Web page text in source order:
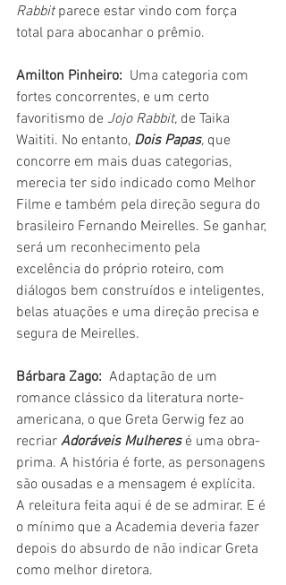
Rabbit parece estar vindo com força
total para abocanhar o prêmio.
Amilton Pinheiro: Uma categoria com
fortes concorrentes, e um certo
favoritismo de Jojo Rabbit, de Taika
Waititi. No entanto, Dois Papas, que
concorre em mais duas categorias,
merecia ter sido indicado como Melhor
Filme e também pela direção segura do
brasileiro Fernando Meirelles. Se ganhar,
será um reconhecimento pela
excelência do próprio roteiro, com
diálogos bem construídos e inteligentes,
belas atuações e uma direção precisa e
segura de Meirelles.
Bárbara Zago: Adaptação de um
romance clássico da literatura norte-
americana, o que Greta Gerwig fez ao
recriar Adoráveis Mulheres é uma obra-
prima. A história é forte, as personagens
são ousadas e a mensagem é explícita.
A releitura feita aqui é de se admirar. E é
o mínimo que a Academia deveria fazer
depois do absurdo de não indicar Greta
como melhor diretora.